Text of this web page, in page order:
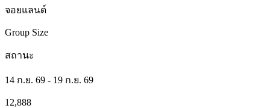
จอยแลนด์
Group Size
สถานะ
14 ก.ย. 69 - 19 ก.ย. 69
12,888